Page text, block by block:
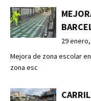
29
Mejora de zona escolar
zona esc